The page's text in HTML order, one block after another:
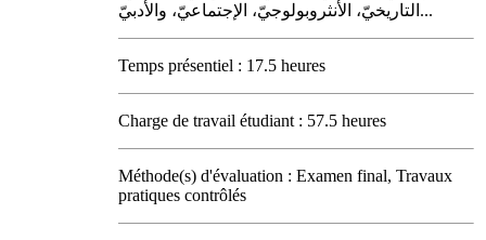
التاريخيّ، الأنثروبولوجيّ، الإجتماعيّ، والأدبيّ...
Temps présentiel : 17.5 heures
Charge de travail étudiant : 57.5 heures
Méthode(s) d'évaluation : Examen final, Travaux
pratiques contrôlés